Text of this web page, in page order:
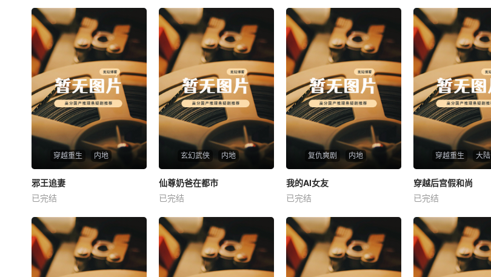
穿越重生 内地
邪王追妻
未知
邪王追妻
已完结
玄幻武侠 内地
仙尊奶爸在都市
未知
仙尊奶爸在都市
已完结
复仇爽剧 内地
我的AI女友
未知
我的AI女友
已完结
穿越重生 大陆
穿越后宫假和尚
未知
穿越后宫假和尚
已完结